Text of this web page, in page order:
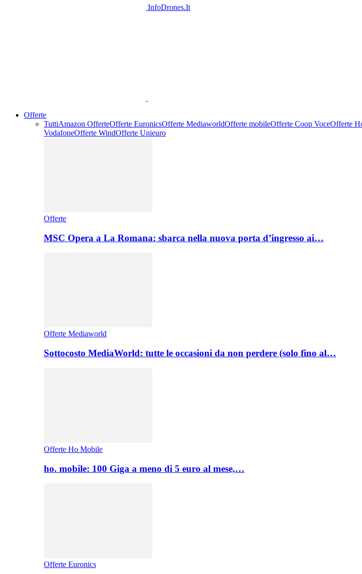
InfoDrones.It
Offerte
TuttiAmazon OfferteOfferte EuronicsOfferte MediaworldOfferte mobileOfferte Coop VoceOfferte
VodafoneOfferte WindOfferte Unieuro
Offerte
MSC Opera a La Romana: sbarca nella nuova porta d’ingresso ai…
Offerte Mediaworld
Sottocosto MediaWorld: tutte le occasioni da non perdere (solo fino al…
Offerte Ho Mobile
ho. mobile: 100 Giga a meno di 5 euro al mese,…
Offerte Euronics